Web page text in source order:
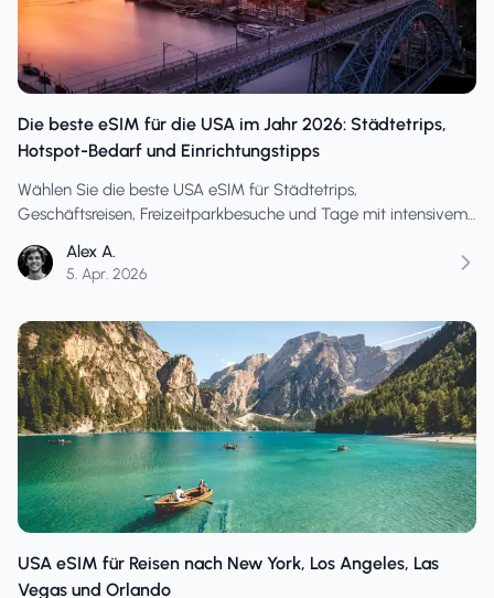
Die beste eSIM für die USA im Jahr 2026: Städtetrips,
Hotspot-Bedarf und Einrichtungstipps
Wählen Sie die beste USA eSIM für Städtetrips,
Geschäftsreisen, Freizeitparkbesuche und Tage mit intensivem
realistischer Datenplanung.
Alex A.
5. Apr. 2026
USA eSIM für Reisen nach New York, Los Angeles, Las
Vegas und Orlando